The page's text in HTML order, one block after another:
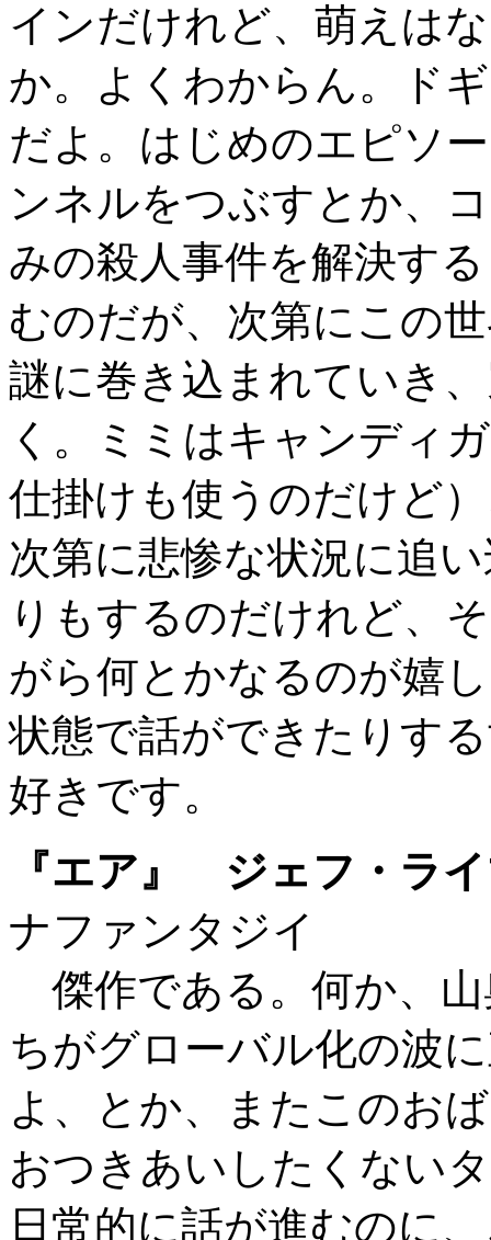
インだけれど、萌えは
か。よくわからん。ド
だよ。はじめのエピソ
ンネルをつぶすとか、
みの殺人事件を解決す
むのだが、次第にこの
謎に巻き込まれていき
く。ミミはキャンディ
仕掛けも使うのだけど
次第に悲惨な状況に追
りもするのだけれど、
がら何とかなるのが嬉
状態で話ができたりす
好きです。
『エア』 ジェフ・ラ
ナファンタジイ
傑作である。何か、
ちがグローバル化の波
よ、とか、またこのお
おつきあいしたくない
日常的に話が進むのに